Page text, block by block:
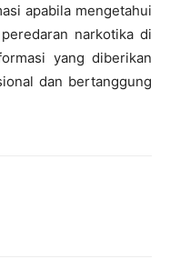
apabila mengetahui
narkotika di
yang diberikan
dan bertanggung